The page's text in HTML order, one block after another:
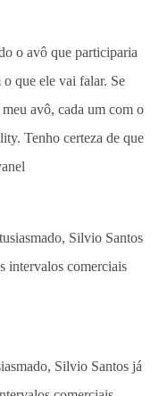
o avô que participaria
que ele vai falar. Se
avô, cada um com o
Tenho certeza de que
Silvio Santos já